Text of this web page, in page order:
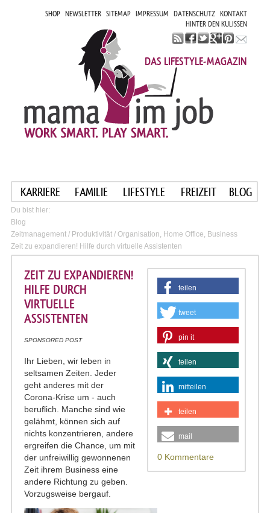
SHOP NEWSLETTER SITEMAP IMPRESSUM DATENSCHUTZ KONTAKT
HINTER DEN KULISSEN
DAS LIFESTYLE-MAGAZIN
KARRIERE FAMILIE LIFESTYLE FREIZEIT BLOG
Du bist hier:
Blog
Zeitmanagement / Produktivität / Organisation, Home Office, Business
Zeit zu expandieren! Hilfe durch virtuelle Assistenten
teilen
tweet
pin it
teilen
mitteilen
teilen
mail
0 Kommentare
ZEIT ZU EXPANDIEREN!
HILFE DURCH
VIRTUELLE
ASSISTENTEN
SPONSORED POST
Ihr Lieben, wir leben in
seltsamen Zeiten. Jeder
geht anderes mit der
Corona-Krise um - auch
beruflich. Manche sind wie
gelähmt, können sich auf
nichts konzentrieren, andere
ergreifen die Chance, um mit
der unfreiwillig gewonnenen
Zeit ihrem Business eine
andere Richtung zu geben.
Vorzugsweise bergauf.